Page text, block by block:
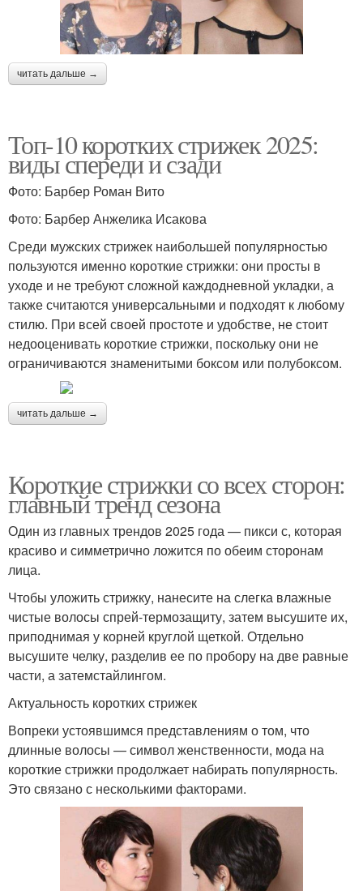
читать дальше →
Топ-10 коротких стрижек 2025:
виды спереди и сзади
Фото: Барбер Роман Вито
Фото: Барбер Анжелика Исакова
Среди мужских стрижек наибольшей популярностью
пользуются именно короткие стрижки: они просты в
уходе и не требуют сложной каждодневной укладки, а
также считаются универсальными и подходят к любому
стилю. При всей своей простоте и удобстве, не стоит
недооценивать короткие стрижки, поскольку они не
ограничиваются знаменитыми боксом или полубоксом.
читать дальше →
Короткие стрижки со всех сторон:
главный тренд сезона
Один из главных трендов 2025 года — пикси с, которая
красиво и симметрично ложится по обеим сторонам
лица.
Чтобы уложить стрижку, нанесите на слегка влажные
чистые волосы спрей-термозащиту, затем высушите их,
приподнимая у корней круглой щеткой. Отдельно
высушите челку, разделив ее по пробору на две равные
части, а затемстайлингом.
Актуальность коротких стрижек
Вопреки устоявшимся представлениям о том, что
длинные волосы — символ женственности, мода на
короткие стрижки продолжает набирать популярность.
Это связано с несколькими факторами.